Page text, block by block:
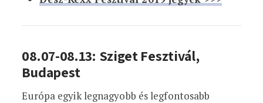
08.07-08.13: Sziget Fesztivál,
Budapest
Európa egyik legnagyobb és legfontosabb